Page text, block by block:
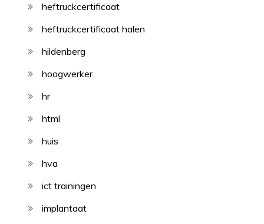
heftruckcertificaat
heftruckcertificaat halen
hildenberg
hoogwerker
hr
html
huis
hva
ict trainingen
implantaat